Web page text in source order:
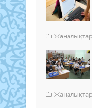
Жаңалықтар
Жаңалықтар